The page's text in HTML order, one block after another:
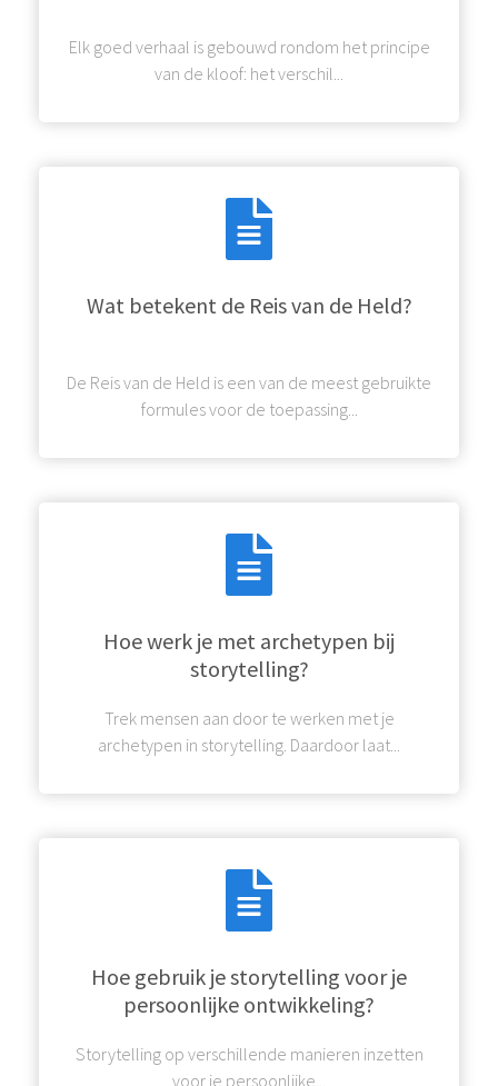
Elk goed verhaal is gebouwd rondom het principe
van de kloof: het verschil...
Wat betekent de Reis van de Held?
De Reis van de Held is een van de meest gebruikte
formules voor de toepassing...
Hoe werk je met archetypen bij
storytelling?
Trek mensen aan door te werken met je
archetypen in storytelling. Daardoor laat...
Hoe gebruik je storytelling voor je
persoonlijke ontwikkeling?
Storytelling op verschillende manieren inzetten
voor je persoonlijke...